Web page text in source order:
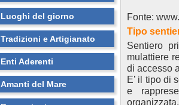
Luoghi del giorno
Tradizioni e Artigianato
Enti Aderenti
Amanti del Mare
Fonte:
Tipo
Sentiero
mulattiere
di accesso
E’ il tipo di
e